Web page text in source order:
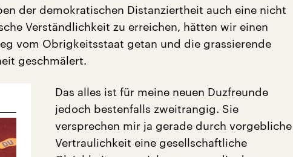
der demokratischen Distanziertheit auch eine nicht
Verständlichkeit zu erreichen, hätten wir einen
vom Obrigkeitsstaat getan und die grassierende
geschmälert.
Das alles ist für meine neuen Duzfreunde
jedoch bestenfalls zweitrangig. Sie
versprechen mir ja gerade durch vorgebliche
Vertraulichkeit eine gesellschaftliche